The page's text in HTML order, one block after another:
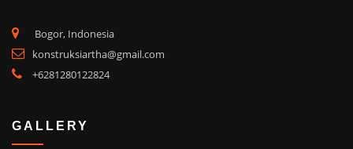
Bogor, Indonesia
konstruksiartha@gmail.com
+6281280122824
GALLERY